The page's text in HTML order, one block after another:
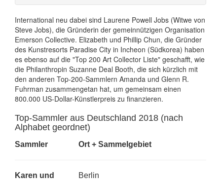
International neu dabei sind Laurene Powell Jobs (Witwe von
Steve Jobs), die Gründerin der gemeinnützigen Organisation
Emerson Collective. Elizabeth und Phillip Chun, die Gründer
des Kunstresorts Paradise City in Incheon (Südkorea) haben
es ebenso auf die "Top 200 Art Collector Liste" geschafft, wie
die Philanthropin Suzanne Deal Booth, die sich kürzlich mit
den anderen Top-200-Sammlern Amanda und Glenn R.
Fuhrman zusammengetan hat, um gemeinsam einen
800.000 US-Dollar-Künstlerpreis zu finanzieren.
Top-Sammler aus Deutschland 2018 (nach
Alphabet geordnet)
Sammler Ort + Sammelgebiet
Karen und
Berlin